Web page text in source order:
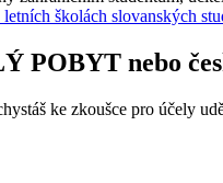
letních školách slovanských
POBYT nebo
ke zkoušce pro účely